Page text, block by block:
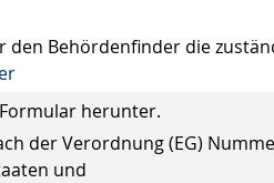
den Behördenfinder die
herunter.
der Verordnung (EG)
und